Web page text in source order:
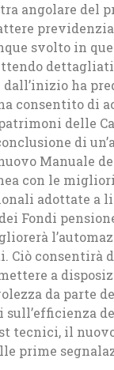
angolare del
svolto in
dall’inizio ha
consentito di
delle
di
Manuale
con le
adottate a
Fondi
Ciò
a
da parte
tecnici, il
prime